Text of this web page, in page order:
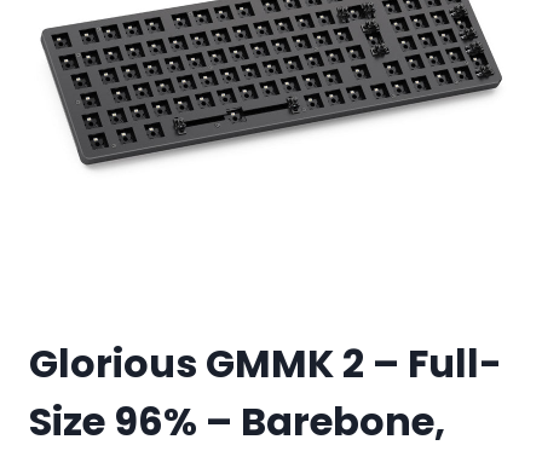
Glorious GMMK 2 – Full-
Size 96% – Barebone,